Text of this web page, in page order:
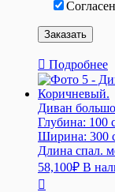
Подробнее
Диван
Глубина: 100
Ширина: 300
Длина спал.
58,100₽ В